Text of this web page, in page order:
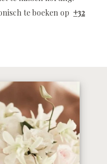
te boeken op +32